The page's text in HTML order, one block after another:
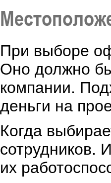
При выборе
Оно должно
компании.
деньги на
Когда
сотрудников.
их